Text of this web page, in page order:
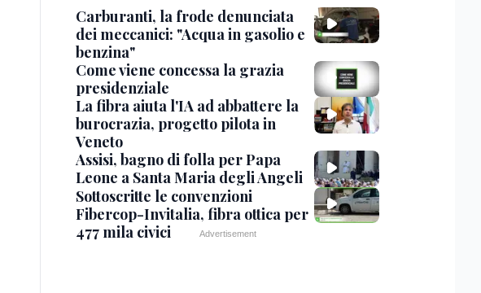
Carburanti, la frode denunciata
dei meccanici: "Acqua in gasolio e
benzina"
Come viene concessa la grazia
presidenziale
La fibra aiuta l'IA ad abbattere la
burocrazia, progetto pilota in
Veneto
Assisi, bagno di folla per Papa
Leone a Santa Maria degli Angeli
Sottoscritte le convenzioni
Fibercop-Invitalia, fibra ottica per
477 mila civici